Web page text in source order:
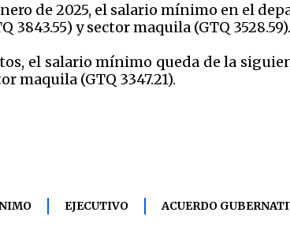
de 2025, el salario mínimo en el
3843.55) y sector maquila (GTQ 3528.59).
el salario mínimo queda de la
maquila (GTQ 3347.21).
EJECUTIVO ACUERDO